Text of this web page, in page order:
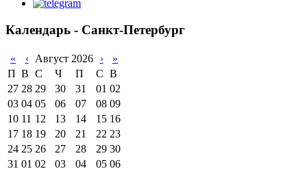
Календарь - Санкт-Петербург
« ‹ Август 2026 ›
»
П В С Ч П С В
27 28 29 30 31 01 02
03 04 05 06 07 08 09
10 11 12 13 14 15 16
17 18 19 20 21 22 23
24 25 26 27 28 29 30
31 01 02 03 04 05 06